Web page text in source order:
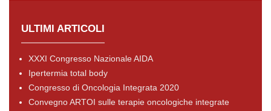
ULTIMI ARTICOLI
XXXI Congresso Nazionale AIDA
Ipertermia total body
Congresso di Oncologia Integrata 2020
Convegno ARTOI sulle terapie oncologiche integrate